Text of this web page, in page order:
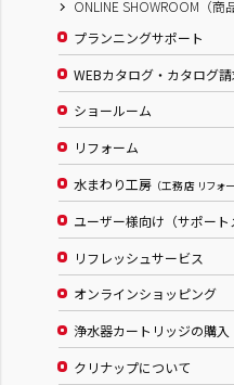
ONLINE SHOWROOM（商
プランニングサポート
WEBカタログ・カタログ請
ショールーム
リフォーム
水まわり工房 （工務店 リフォ
ユーザー様向け（サポート
リフレッシュサービス
オンラインショッピング
浄水器カートリッジの購入
クリナップについて